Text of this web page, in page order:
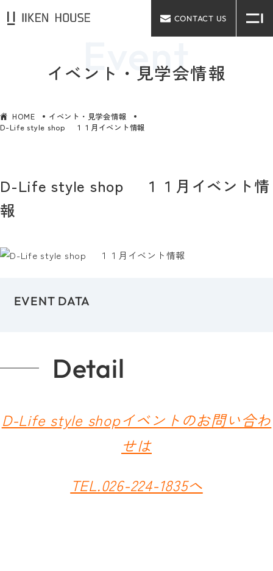
CONTACT US
イベント・見学会情報
HOME
イベント・見学会情報
D-Life style shop １１月イベント情報
D-Life style shop １１月イベント情
報
EVENT DATA
Detail
D-Life style shopイベントのお問い合わ
せは
TEL.026-224-1835へ